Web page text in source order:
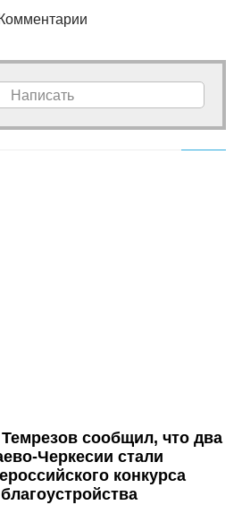
Комментарии
Написать
сообщил, что два
Черкесии стали
конкурса